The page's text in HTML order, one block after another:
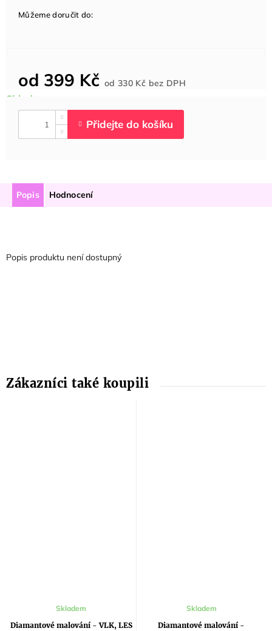
od 399 Kč od330 Kč bez DPHcena:
Můžeme doručit do:
Popis Hodnocení
Popis produktu není dostupný
Diamantové malování - VLK, LES
Skladem
Diamantové malování -
Skladem